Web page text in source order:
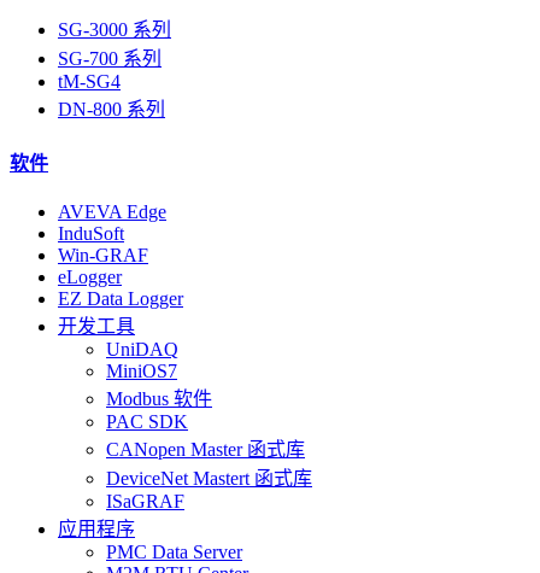
SG-3000 系列
SG-700 系列
tM-SG4
DN-800 系列
软件
AVEVA Edge
InduSoft
Win-GRAF
eLogger
EZ Data Logger
开发工具
UniDAQ
MiniOS7
Modbus 软件
PAC SDK
CANopen Master 函式库
DeviceNet Mastert 函式库
ISaGRAF
应用程序
PMC Data Server